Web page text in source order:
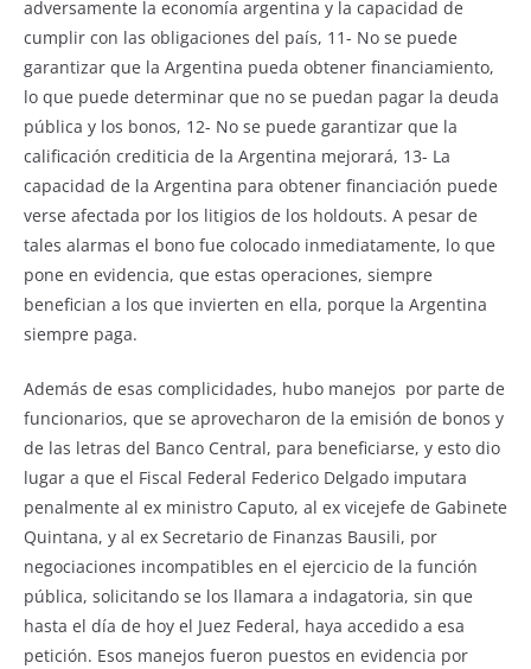
adversamente la economía argentina y la capacidad de
cumplir con las obligaciones del país, 11- No se puede
garantizar que la Argentina pueda obtener financiamiento,
lo que puede determinar que no se puedan pagar la deuda
pública y los bonos, 12- No se puede garantizar que la
calificación crediticia de la Argentina mejorará, 13- La
capacidad de la Argentina para obtener financiación puede
verse afectada por los litigios de los holdouts. A pesar de
tales alarmas el bono fue colocado inmediatamente, lo que
pone en evidencia, que estas operaciones, siempre
benefician a los que invierten en ella, porque la Argentina
siempre paga.
Además de esas complicidades, hubo manejos por parte de
funcionarios, que se aprovecharon de la emisión de bonos y
de las letras del Banco Central, para beneficiarse, y esto dio
lugar a que el Fiscal Federal Federico Delgado imputara
penalmente al ex ministro Caputo, al ex vicejefe de Gabinete
Quintana, y al ex Secretario de Finanzas Bausili, por
negociaciones incompatibles en el ejercicio de la función
pública, solicitando se los llamara a indagatoria, sin que
hasta el día de hoy el Juez Federal, haya accedido a esa
petición. Esos manejos fueron puestos en evidencia por